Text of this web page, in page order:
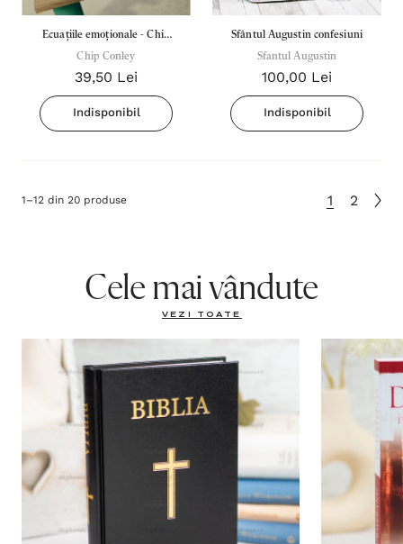
Ecuațiile emoționale - Chip
Conley
Chip Conley
39,50 Lei
Indisponibil
Sfântul Augustin confesiuni
Sfantul Augustin
100,00 Lei
Indisponibil
1–12 din 20 produse 1 2
Cele mai vândute
VEZI TOATE